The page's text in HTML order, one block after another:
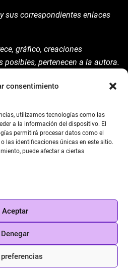
consentimiento
utilizamos tecnologías como las
a la información del dispositivo. El
permitirá procesar datos como el
las identificaciones únicas en este sitio.
puede afectar a ciertas
Aceptar
Denegar
sus correspondientes enlaces
gráfico, creaciones
posibles, pertenecen a la autora.
y reconocer pues su autoría